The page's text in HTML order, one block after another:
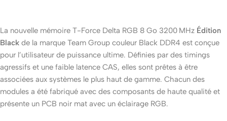
La nouvelle mémoire T-Force Delta RGB 8 Go 3200 MHz Édition
Black de la marque Team Group couleur Black DDR4 est conçue
pour l’utilisateur de puissance ultime. Définies par des timings
agressifs et une faible latence CAS, elles sont prêtes à être
associées aux systèmes le plus haut de gamme. Chacun des
modules a été fabriqué avec des composants de haute qualité et
présente un PCB noir mat avec un éclairage RGB.